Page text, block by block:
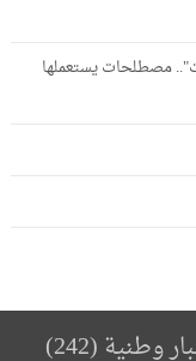
مصطلحات يستعملها
وطنية(242)